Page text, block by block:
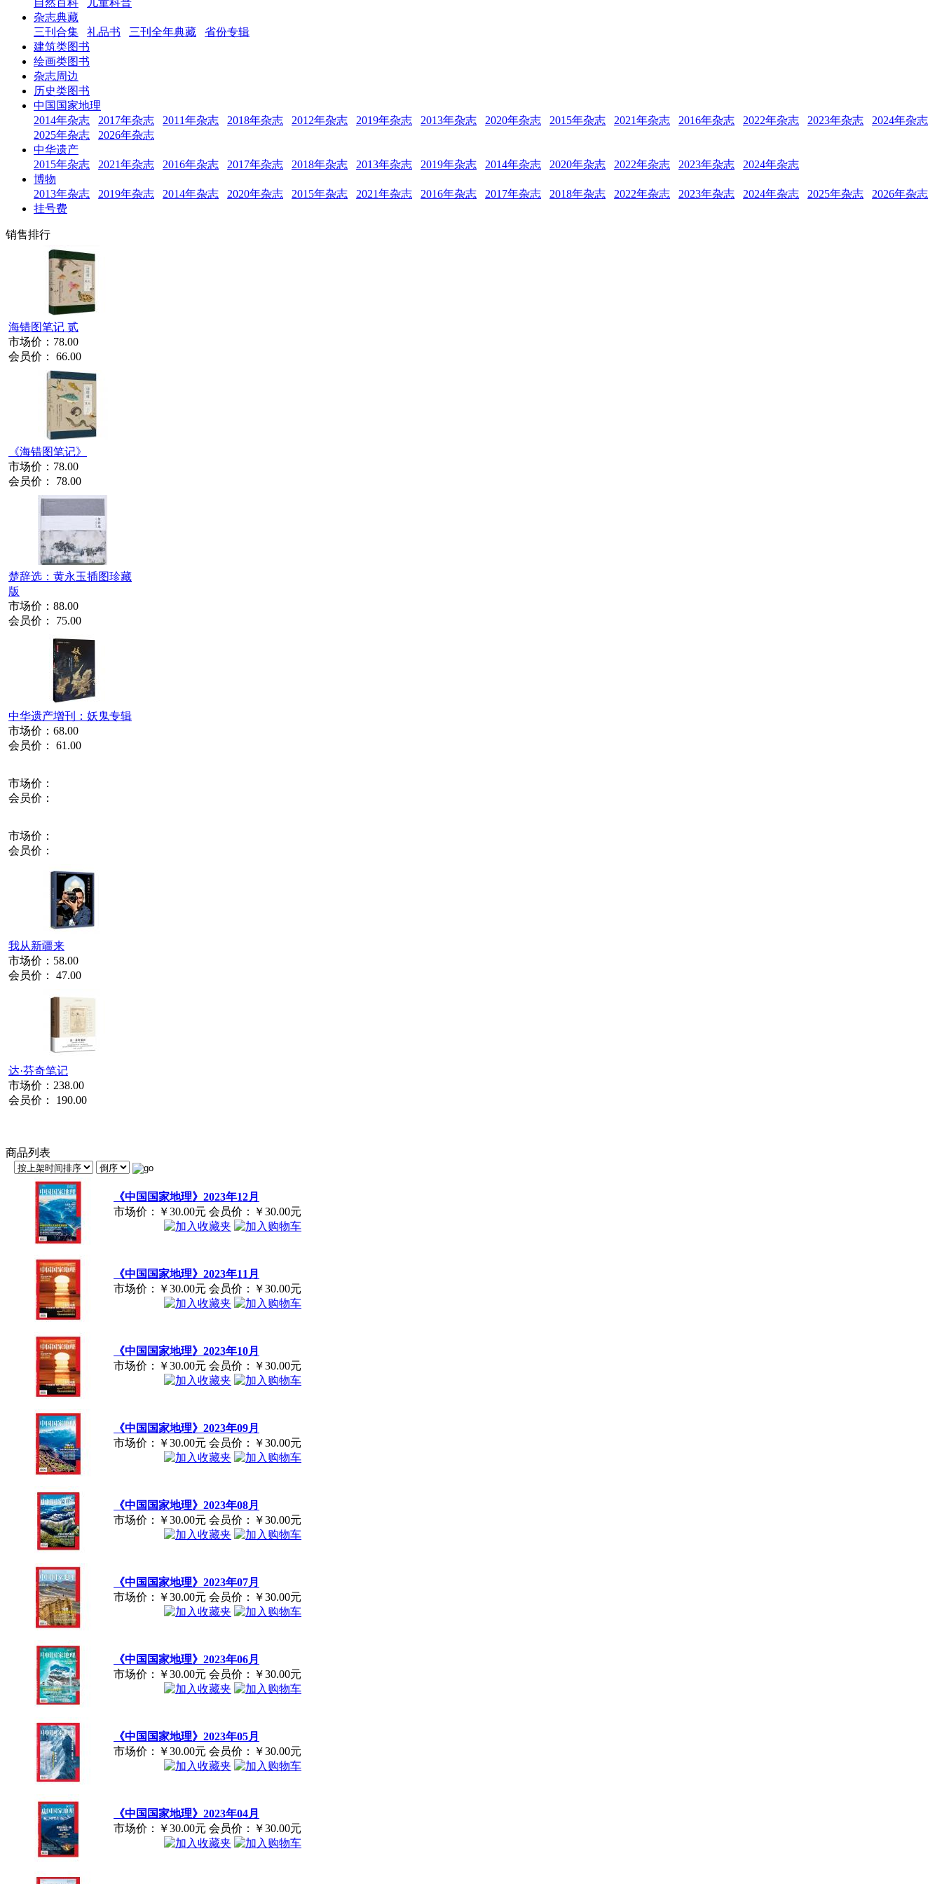
自然百科
儿童科普
杂志典藏
三刊合集
礼品书 三刊全年典藏
省份专辑
建筑类图书
绘画类图书
杂志周边
历史类图书
中国国家地理
2014年杂志
2017年杂志 2011年杂志 2018年杂志 2012年杂志 2019年杂志 2013年杂志 2020年杂志 2015年杂志 2021年杂志 2016年杂志 2022年杂志 2023年杂志
2024年杂志
2025年杂志
2026年杂志
中华遗产
2015年杂志
2021年杂志 2016年杂志 2017年杂志 2018年杂志 2013年杂志 2019年杂志 2014年杂志 2020年杂志 2022年杂志 2023年杂志
2024年杂志
博物
2013年杂志
2019年杂志 2014年杂志 2020年杂志 2015年杂志 2021年杂志 2016年杂志 2017年杂志 2018年杂志 2022年杂志 2023年杂志 2024年杂志 2025年杂志
2026年杂志
挂号费
销售排行
海错图笔记 贰
市场价： 78.00
会员价： 66.00
《海错图笔记》
市场价： 78.00
会员价： 78.00
楚辞选：黄永玉插图珍藏
版
市场价： 88.00
会员价： 75.00
中华遗产增刊：妖鬼专辑
市场价： 68.00
会员价： 61.00
市场价：
会员价：
市场价：
会员价：
我从新疆来
市场价： 58.00
会员价： 47.00
达·芬奇笔记
市场价： 238.00
会员价： 190.00
商品列表
《中国国家地理》2023年12月
市场价：
￥30.00元 会员价： ￥30.00元
《中国国家地理》2023年11月
市场价：
￥30.00元 会员价： ￥30.00元
《中国国家地理》2023年10月
市场价：
￥30.00元 会员价： ￥30.00元
《中国国家地理》2023年09月
市场价：
￥30.00元 会员价： ￥30.00元
《中国国家地理》2023年08月
市场价：
￥30.00元 会员价： ￥30.00元
《中国国家地理》2023年07月
市场价：
￥30.00元 会员价： ￥30.00元
《中国国家地理》2023年06月
市场价：
￥30.00元 会员价： ￥30.00元
《中国国家地理》2023年05月
市场价：
￥30.00元 会员价： ￥30.00元
《中国国家地理》2023年04月
市场价：
￥30.00元 会员价： ￥30.00元